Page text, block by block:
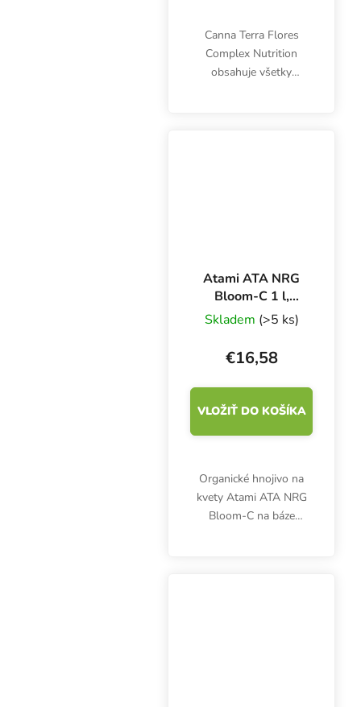
Canna Terra Flores
Complex Nutrition
obsahuje všetky
Atami ATA NRG
Bloom-C 1 l,
základné hnojivo
na kvety
Skladem (>5 ks)
€16,58
VLOŽIŤ DO KOŠÍKA
Organické hnojivo na
kvety Atami ATA NRG
Bloom-C na báze